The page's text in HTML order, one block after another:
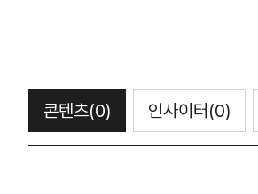
콘텐츠(0) 인사이터 (0)